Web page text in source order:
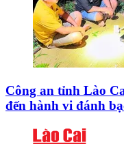
Công an tỉnh Lào
đến hành vi đánh